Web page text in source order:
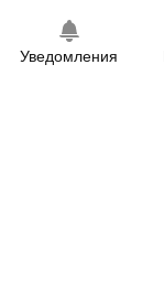
Уведомления